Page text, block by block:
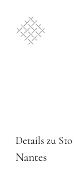
Details zu
Nantes